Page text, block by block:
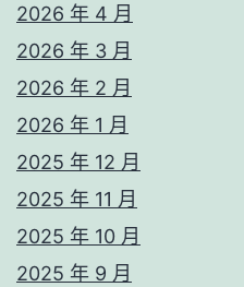
2026 年 4 月
2026 年 3 月
2026 年 2 月
2026 年 1 月
2025 年 12 月
2025 年 11 月
2025 年 10 月
2025 年 9 月